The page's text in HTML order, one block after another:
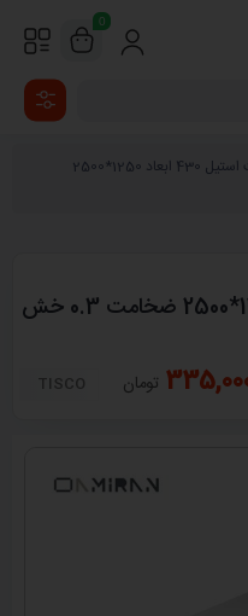
0
ورق شیت استیل 430 ابعاد 1250*2500
ورق شیت استیل 430 ابعاد 1250*2500 ضخامت 0.3 خش
تومان TISCO